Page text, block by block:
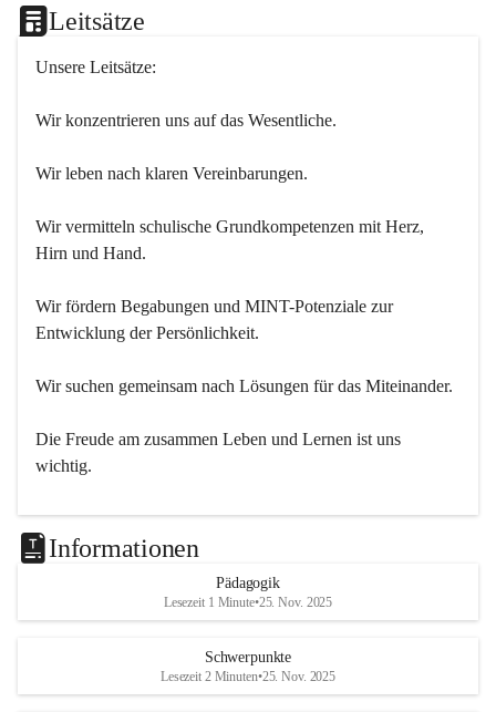
Leitsätze
Unsere Leitsätze:
Wir konzentrieren uns auf das Wesentliche.
Wir leben nach klaren Vereinbarungen.
Wir vermitteln schulische Grundkompetenzen mit Herz,
Hirn und Hand.
Wir fördern Begabungen und MINT-Potenziale zur
Entwicklung der Persönlichkeit.
Wir suchen gemeinsam nach Lösungen für das Miteinander.
Die Freude am zusammen Leben und Lernen ist uns
wichtig.
Informationen
Pädagogik
Lesezeit 1 Minute•25. Nov. 2025
Schwerpunkte
Lesezeit 2 Minuten•25. Nov. 2025